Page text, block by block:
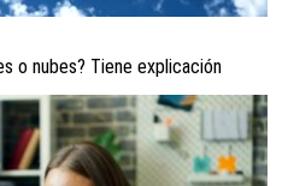
o nubes? Tiene explicación